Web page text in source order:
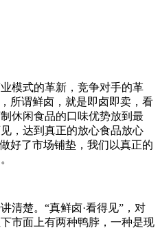
模式的革新，竞争对手的革
所谓鲜卤，就是即卤即卖，看
休闲食品的口味优势放到最
，达到真正的放心食品放心
做好了市场铺垫，我们以真正的
清楚。 “真鲜卤·看得见” ，对
市面上有两种鸭脖，一种是现